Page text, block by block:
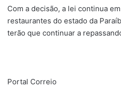
Com a decisão, a lei continua
restaurantes do estado da
terão que continuar a
Portal Correio